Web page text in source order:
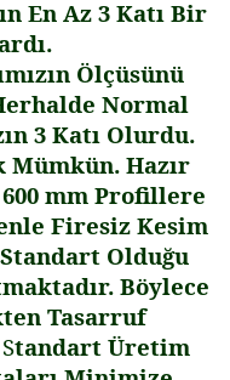
En Az 3 Katı Bir
Ölçüsünü
Normal
3 Katı Olurdu.
Mümkün. Hazır
mm Profillere
Firesiz Kesim
Olduğu
Böylece
Tasarruf
tandart Üretim